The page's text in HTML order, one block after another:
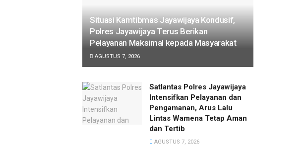
Situasi Kamtibmas Jayawijaya Kondusif,
Polres Jayawijaya Terus Berikan
Pelayanan Maksimal kepada Masyarakat
AGUSTUS 7, 2026
Satlantas Polres Jayawijaya
Intensifkan Pelayanan dan
Pengamanan, Arus Lalu
Lintas Wamena Tetap Aman
dan Tertib
AGUSTUS 7, 2026